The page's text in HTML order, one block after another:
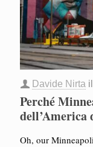
Davide Nirta il
Perché
dell’America
Oh, our